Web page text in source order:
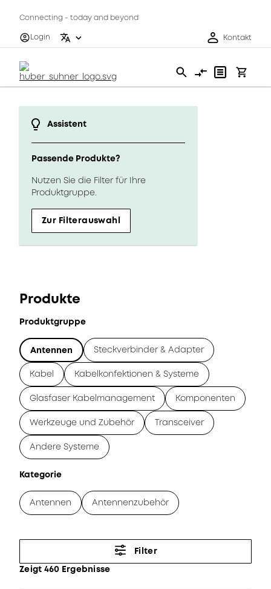
Connecting - today and beyond
Login
Kontakt
Assistent
Passende Produkte?
Nutzen Sie die Filter für Ihre
Produktgruppe.
Zur Filterauswahl
Produkte
Produktgruppe
Antennen Steckverbinder & Adapter
Kabel Kabelkonfektionen & Systeme
Glasfaser Kabelmanagement Komponenten
Werkzeuge und Zubehör Transceiver
Andere Systeme
Kategorie
Antennen Antennenzubehör
Filter
Zeigt 460 Ergebnisse